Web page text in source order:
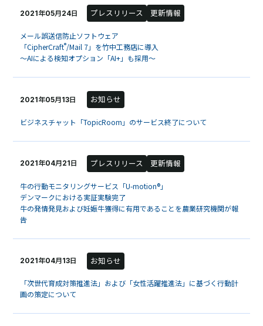
2021年05月24日 プレスリリース 更新情報
メール誤送信防止ソフトウェア
「CipherCraft®/Mail 7」を竹中工務店に導入
～AIによる検知オプション「AI+」も採用～
2021年05月13日 お知らせ
ビジネスチャット「TopicRoom」のサービス終了について
2021年04月21日 プレスリリース 更新情報
牛の行動モニタリングサービス「U-motion®」
デンマークにおける実証実験完了
牛の発情発見および妊娠牛獲得に有用であることを農業研究機関が報
告
2021年04月13日 お知らせ
「次世代育成対策推進法」および「女性活躍推進法」に基づく行動計
画の策定について